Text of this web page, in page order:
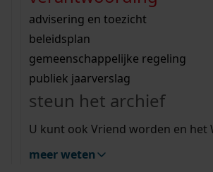
bouwvergunningen
omgevingsvergunningen
vergunningen
beeld en geluid
uitleg nodig?
Wij helpen u op weg met een
bekijk alle zoektips
Wij helpen u op weg met een
bekijk alle zoektips
bekijk ons geschiedenislokaal
advisering en toezicht
beleidsplan
gemeenschappelijke regeling
publiek jaarverslag
steun het archief
U kunt ook Vriend worden en het
meer weten
zoektips
Mijn Studiezaal (inloggen)